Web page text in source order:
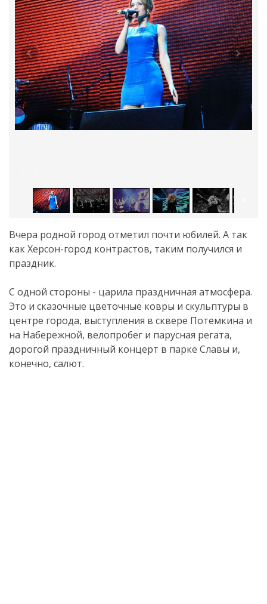
Вчера родной город отметил почти юбилей. А так
как Херсон-город контрастов, таким получился и
праздник.
С одной стороны - царила праздничная атмосфера.
Это и сказочные цветочные ковры и скульптуры в
центре города, выступления в сквере Потемкина и
на Набережной, велопробег и парусная регата,
дорогой праздничный концерт в парке Славы и,
конечно, салют.